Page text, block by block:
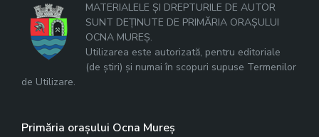
MATERIALELE ȘI DREPTURILE DE AUTOR
SUNT DEȚINUTE DE PRIMĂRIA ORAȘULUI
OCNA MUREȘ.
Utilizarea este autorizată, pentru editoriale
(de știri) și numai în scopuri supuse Termenilor
de Utilizare.
Primăria orașului Ocna Mureș